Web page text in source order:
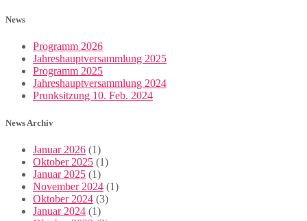
News
Programm 2026
Jahreshauptversammlung 2025
Programm 2025
Jahreshauptversammlung 2024
Prunksitzung 10. Feb. 2024
News Archiv
Januar 2026 (1)
Oktober 2025 (1)
Januar 2025 (1)
November 2024 (1)
Oktober 2024 (3)
Januar 2024 (1)